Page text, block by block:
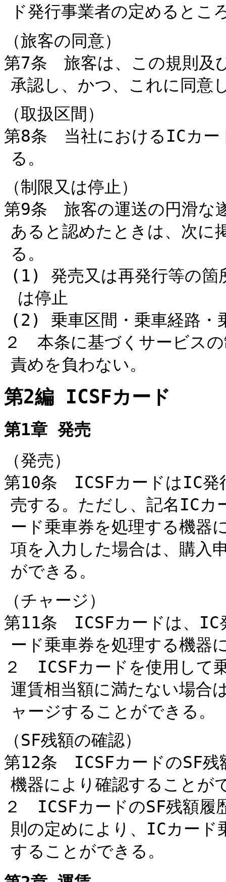
ド発行事業者の定めるとこ
（旅客の同意）
第7条 旅客は、この規則及
承認し、かつ、これに同意
（取扱区間）
第8条 当社におけるICカー
る。
（制限又は停止）
第9条 旅客の運送の円滑な
あると認めたときは、次に
る。
(1) 発売又は再発行等の箇
は停止
(2) 乗車区間・乗車経路・
２ 本条に基づくサービス
責めを負わない。
第2編 ICSFカード
第1章 発売
（発売）
第10条 ICSFカードはIC発
売する。ただし、記名ICカ
ード乗車券を処理する機器
項を入力した場合は、購入
ができる。
（チャージ）
第11条 ICSFカードは、IC
ード乗車券を処理する機器
２ ICSFカードを使用して
運賃相当額に満たない場合
ャージすることができる。
（SF残額の確認）
第12条 ICSFカードのSF残
機器により確認することが
２ ICSFカードのSF残額履
則の定めにより、ICカード
することができる。